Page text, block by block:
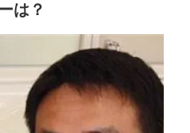
は？